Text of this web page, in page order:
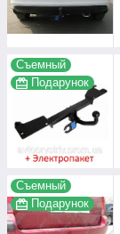
Съемный
Подарунок
Съемный
Подарунок